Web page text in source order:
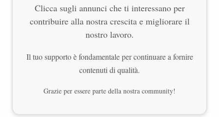
Clicca sugli annunci che ti interessano per
contribuire alla nostra crescita e migliorare il
nostro lavoro.
Il tuo supporto è fondamentale per continuare a fornire
contenuti di qualità.
Grazie per essere parte della nostra community!